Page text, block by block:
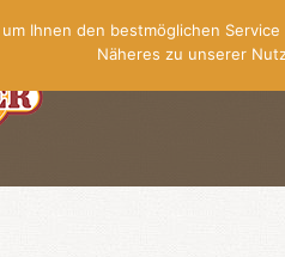
Ihnen den bestmöglichen
Näheres zu unserer